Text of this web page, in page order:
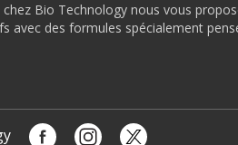
Bio Technology nous vous
avec des formules spécialement